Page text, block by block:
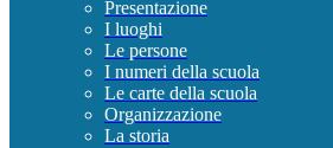
Presentazione
I luoghi
Le persone
I numeri della scuola
Le carte della scuola
Organizzazione
La storia